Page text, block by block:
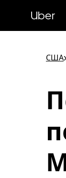
к
Uber
США>